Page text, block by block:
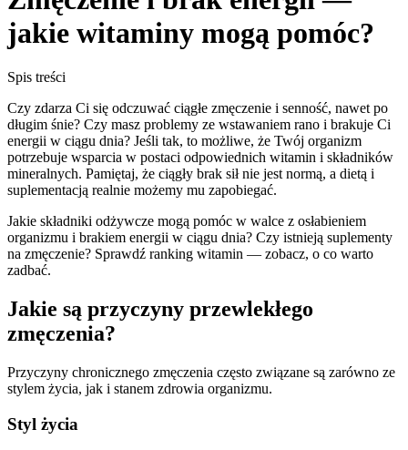
jakie witaminy mogą pomóc?
Spis treści
Czy zdarza Ci się odczuwać ciągłe zmęczenie i senność, nawet po
długim śnie? Czy masz problemy ze wstawaniem rano i brakuje Ci
energii w ciągu dnia? Jeśli tak, to możliwe, że Twój organizm
potrzebuje wsparcia w postaci odpowiednich witamin i składników
mineralnych. Pamiętaj, że ciągły brak sił nie jest normą, a dietą i
suplementacją realnie możemy mu zapobiegać.
Jakie składniki odżywcze mogą pomóc w walce z osłabieniem
organizmu i brakiem energii w ciągu dnia? Czy istnieją suplementy
na zmęczenie? Sprawdź ranking witamin — zobacz, o co warto
zadbać.
Jakie są przyczyny przewlekłego
zmęczenia?
Przyczyny chronicznego zmęczenia często związane są zarówno ze
stylem życia, jak i stanem zdrowia organizmu.
Styl życia